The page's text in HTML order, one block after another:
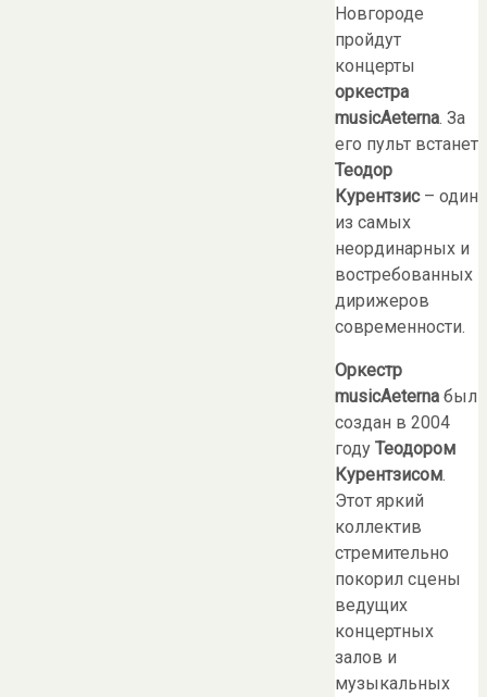
Новгороде
пройдут
концерты
оркестра
musicAeterna. За
его пульт встанет
Теодор
Курентзис– один
из самых
неординарных и
востребованных
дирижеров
современности.
Оркестр
musicAeterna был
создан в 2004
году Теодором
Курентзисом.
Этот яркий
коллектив
стремительно
покорил сцены
ведущих
концертных
залов и
музыкальных